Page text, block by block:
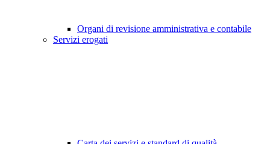
Organi di revisione amministrativa e contabile
Servizi erogati